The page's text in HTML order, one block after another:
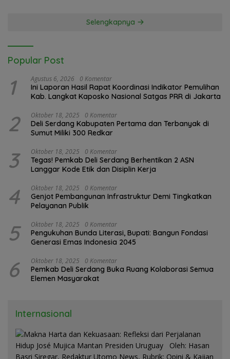
Selengkapnya
Popular Post
1 Agustus 6, 2026 0 Komentar
Ini Laporan Hasil Rapat Koordinasi Indikator Pemulihan
Kab. Langkat Kaposko Nasional Satgas PRR di Jakarta
2 Oktober 18, 2025 0 Komentar
Deli Serdang Kabupaten Pertama dan Terbanyak di
Sumut Miliki 300 Redkar
3 Oktober 18, 2025 0 Komentar
Tegas! Pemkab Deli Serdang Berhentikan 2 ASN
Langgar Kode Etik dan Disiplin Kerja
4 Oktober 18, 2025 0 Komentar
Genjot Pembangunan Infrastruktur Demi Tingkatkan
Pelayanan Publik
5 Oktober 18, 2025 0 Komentar
Pengukuhan Bunda Literasi, Bupati: Bangun Fondasi
Generasi Emas Indonesia 2045
6 Oktober 18, 2025 0 Komentar
Pemkab Deli Serdang Buka Ruang Kolaborasi Semua
Elemen Masyarakat
Internasional